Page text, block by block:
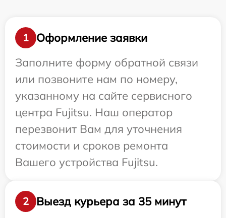
1
Оформление заявки
Заполните форму обратной связи
или позвоните нам по номеру,
указанному на сайте сервисного
центра Fujitsu. Наш оператор
перезвонит Вам для уточнения
стоимости и сроков ремонта
Вашего устройства Fujitsu.
2 Выезд курьера за 35 минут